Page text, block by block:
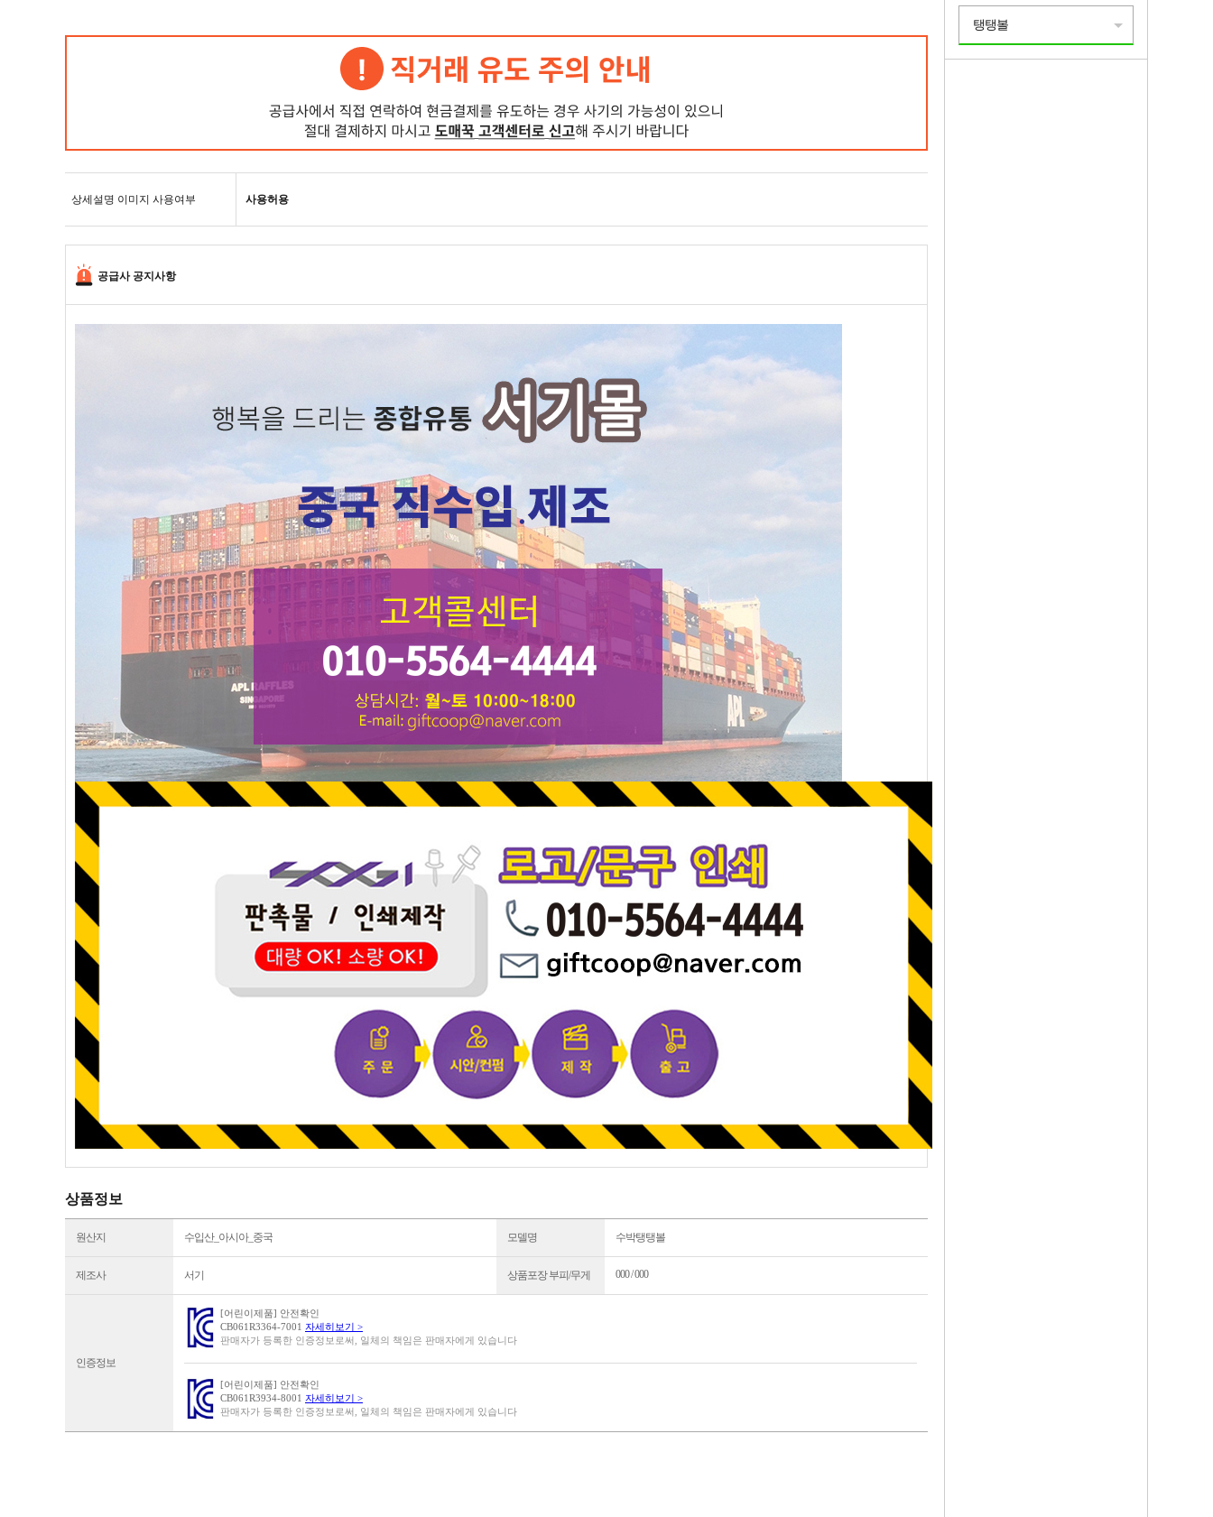
상세설명 이미지 사용여부 사용허용
공급사 공지사항
상품정보
원산지 수입산_아시아_중국 모델명 수박탱탱볼
제조사 서기 상품포장 부피/무게 000 / 000
인증정보
[어린이제품] 안전확인
CB061R3364-7001 자세히보기 >
판매자가 등록한 인증정보로써, 일체의 책임은 판매자에게 있습니다
[어린이제품] 안전확인
CB061R3934-8001 자세히보기 >
판매자가 등록한 인증정보로써, 일체의 책임은 판매자에게 있습니다
탱탱볼